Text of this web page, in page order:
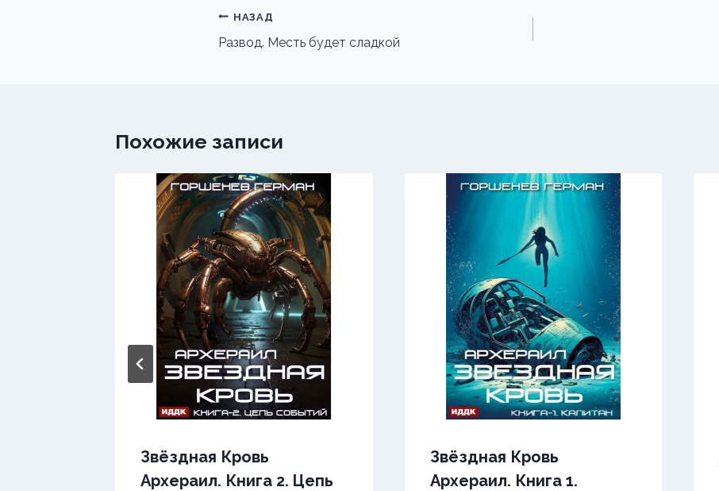
Навигация
по
НАЗАД
Развод. Месть будет сладкой
Похожие записи
Звёздная Кровь
Архераил. Книга 2. Цепь
Звёздная Кровь
Архераил. Книга 1.